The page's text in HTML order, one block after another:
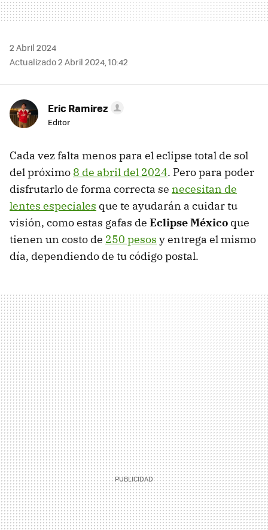
2 Abril 2024
Actualizado 2 Abril 2024, 10:42
Eric Ramirez
Editor
Cada vez falta menos para el eclipse total de sol
del próximo 8 de abril del 2024. Pero para poder
disfrutarlo de forma correcta se necesitan de
lentes especiales que te ayudarán a cuidar tu
visión, como estas gafas de Eclipse México que
tienen un costo de 250 pesos y entrega el mismo
día, dependiendo de tu código postal.